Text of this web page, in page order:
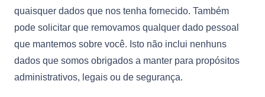
quaisquer dados que nos tenha fornecido. Também
pode solicitar que removamos qualquer dado pessoal
que mantemos sobre você. Isto não inclui nenhuns
dados que somos obrigados a manter para propósitos
administrativos, legais ou de segurança.